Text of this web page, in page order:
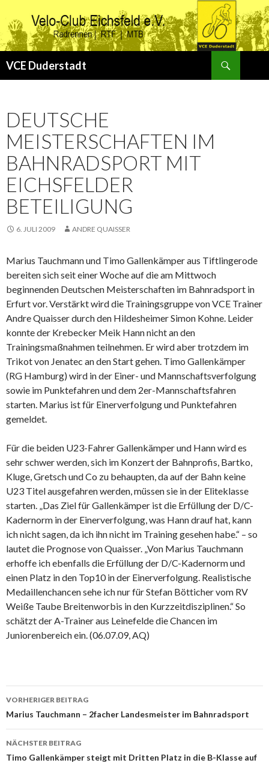
VCE Duderstadt
DEUTSCHE
MEISTERSCHAFTEN IM
BAHNRADSPORT MIT
EICHSFELDER
BETEILIGUNG
6. JULI 2009 ANDRE QUAISSER
Marius Tauchmann und Timo Gallenkämper aus Tiftlingerode
bereiten sich seit einer Woche auf die am Mittwoch
beginnenden Deutschen Meisterschaften im Bahnradsport in
Erfurt vor. Verstärkt wird die Trainingsgruppe von VCE Trainer
Andre Quaisser durch den Hildesheimer Simon Kohne. Leider
konnte der Krebecker Meik Hann nicht an den
Trainingsmaßnahmen teilnehmen. Er wird aber trotzdem im
Trikot von Jenatec an den Start gehen. Timo Gallenkämper
(RG Hamburg) wird in der Einer- und Mannschaftsverfolgung
sowie im Punktefahren und dem 2er-Mannschaftsfahren
starten. Marius ist für Einerverfolgung und Punktefahren
gemeldet.
Für die beiden U23-Fahrer Gallenkämper und Hann wird es
sehr schwer werden, sich im Konzert der Bahnprofis, Bartko,
Kluge, Gretsch und Co zu behaupten, da auf der Bahn keine
U23 Titel ausgefahren werden, müssen sie in der Eliteklasse
starten. „Das Ziel für Gallenkämper ist die Erfüllung der D/C-
Kadernorm in der Einerverfolgung, was Hann drauf hat, kann
ich nicht sagen, da ich ihn nicht im Training gesehen habe.“ – so
lautet die Prognose von Quaisser. „Von Marius Tauchmann
erhoffe ich ebenfalls die Erfüllung der D/C-Kadernorm und
einen Platz in den Top10 in der Einerverfolgung. Realistische
Medaillenchancen sehe ich nur für Stefan Bötticher vom RV
Weiße Taube Breitenworbis in den Kurzzeitdisziplinen.“ So
schätzt der A-Trainer aus Leinefelde die Chancen im
Juniorenbereich ein. (06.07.09, AQ)
Beitrags-
Navigation
VORHERIGER BEITRAG
Marius Tauchmann – 2facher Landesmeister im Bahnradsport
NÄCHSTER BEITRAG
Timo Gallenkämper steigt mit Dritten Platz in die B-Klasse auf